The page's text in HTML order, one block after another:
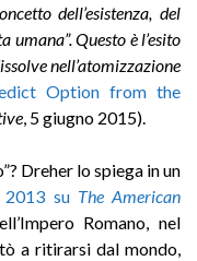
dell’esistenza, del
umana”. Questo è l’esito
nell’atomizzazione
Option from the
, 5 giugno 2015).
Dreher lo spiega in un
su The American
Romano, nel
a ritirarsi dal mondo,